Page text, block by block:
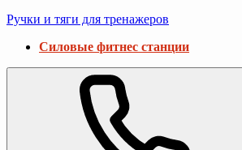
Ручки и тяги для тренажеров
Силовые фитнес станции